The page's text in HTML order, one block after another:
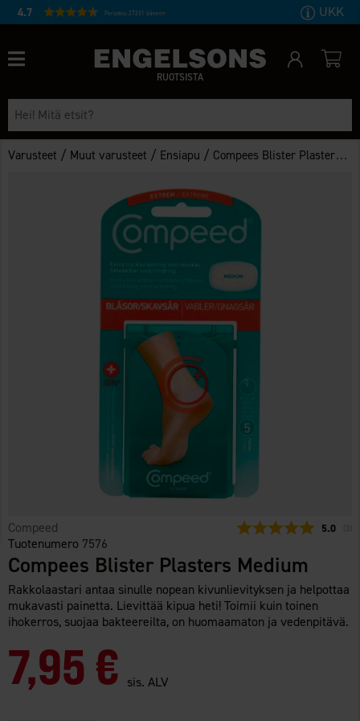
4.7 Perustuu 27231 ääneen UKK
RUOTSISTA
Varusteet / Muut varusteet / Ensiapu / Compees Blister Plasters Medium
Compeed
Tuotenumero 7576
5.0
Compees Blister Plasters Medium
Rakkolaastari antaa sinulle nopean kivunlievityksen ja helpottaa
mukavasti painetta. Lievittää kipua heti! Toimii kuin toinen
ihokerros, suojaa bakteereilta, on huomaamaton ja vedenpitävä.
7,95 € sis. ALV